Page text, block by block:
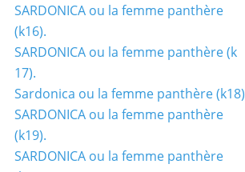
SARDONICA ou la femme panthère
(k16).
SARDONICA ou la femme panthère (k
17).
Sardonica ou la femme panthère (k18)
SARDONICA ou la femme panthère
(k19).
SARDONICA ou la femme panthère